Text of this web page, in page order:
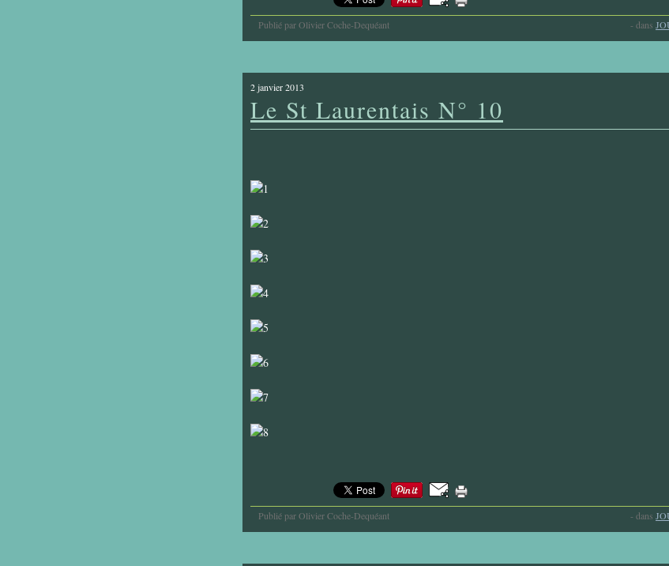
Publié par Olivier Coche-Dequéant - dans
2 janvier 2013
Le St Laurentais N° 10
Publié par Olivier Coche-Dequéant - dans